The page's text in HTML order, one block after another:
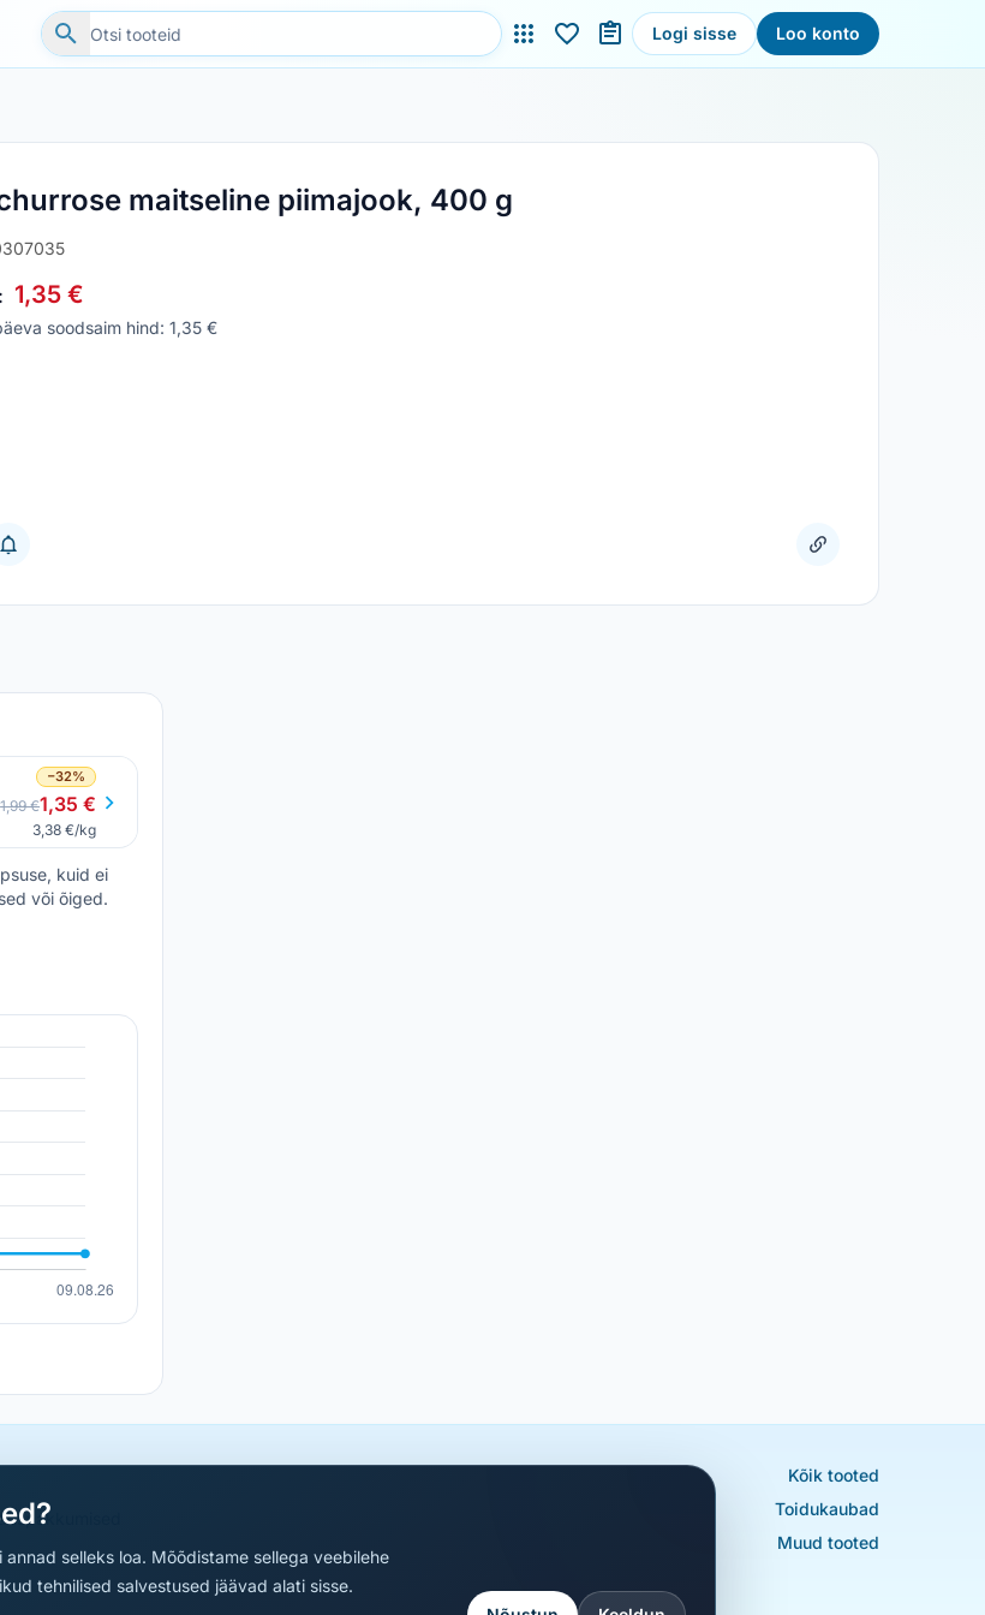
Logi sisse Loo konto
maitseline piimajook, 400 g
1,35 €
soodsaim hind: 1,35 €
−32%
1,99 €1,35 €
3,38 €/kg
kuid ei
või õiged.
Kõik tooted
Toidukaubad
Muud tooted
selleks loa. Mõõdistame sellega veebilehe
tehnilised salvestused jäävad alati sisse.